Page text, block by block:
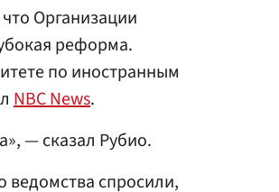
Организации
реформа.
по иностранным
NBC News.
— сказал Рубио.
ведомства спросили,